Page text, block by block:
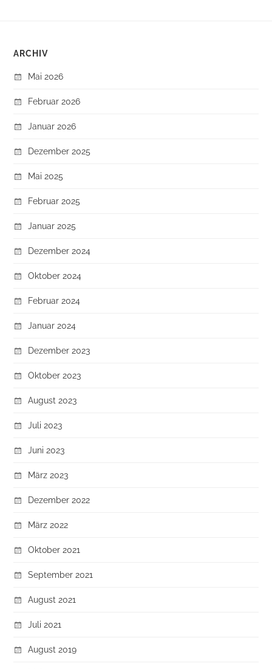
ARCHIV
Mai 2026
Februar 2026
Januar 2026
Dezember 2025
Mai 2025
Februar 2025
Januar 2025
Dezember 2024
Oktober 2024
Februar 2024
Januar 2024
Dezember 2023
Oktober 2023
August 2023
Juli 2023
Juni 2023
März 2023
Dezember 2022
März 2022
Oktober 2021
September 2021
August 2021
Juli 2021
August 2019